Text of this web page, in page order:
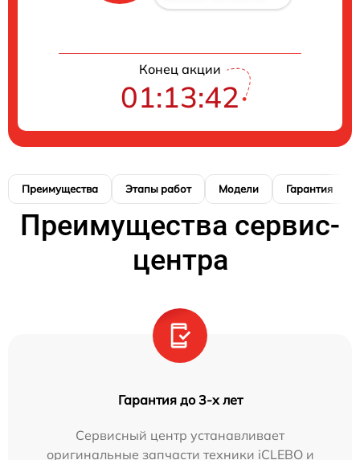
Конец акции
01:13:41
Преимущества Этапы работ Модели Гарантия
Преимущества сервис-
центра
Гарантия до 3-х лет
Сервисный центр устанавливает
оригинальные запчасти техники iCLEBO и